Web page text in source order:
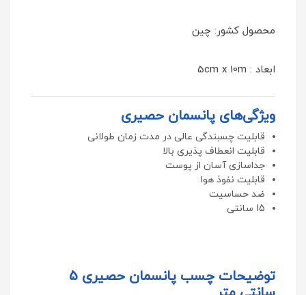
محصول کشور: چین
ابعاد : 5cm x 10m
ویژگی‌های پانسمان حصیری
قابلیت چسبندگی عالی در مدت زمان طولانی
قابلیت انعطاف پذیری بالا
جداسازی آسان از پوست
قابلیت نفوذ هوا
ضد حساسیت
15 سانتی
توضیحات چسب پانسمان حصیری 5